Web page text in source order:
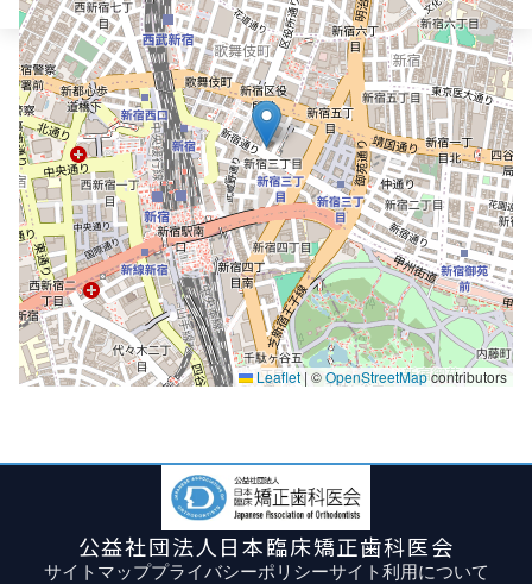
Leaflet | ©OpenStreetMapcontributors
公益社団法人日本臨床矯正歯科医会
サイトマッププライバシーポリシーサイト利用について